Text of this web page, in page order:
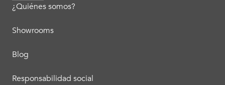
¿Quiénes somos?
Showrooms
Blog
Responsabilidad social